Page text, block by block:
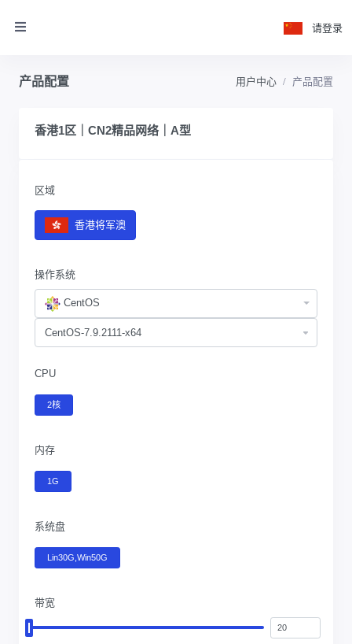
请登录
产品配置 用户中心 产品配置
香港1区｜CN2精品网络｜A型
区域
香港将军澳
操作系统
CentOS
CPU
2核
内存
1G
系统盘
Lin30G,Win50G
带宽